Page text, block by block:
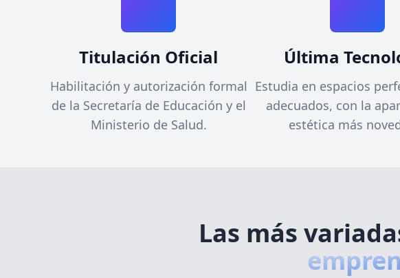
Titulación Oficial
Habilitación y autorización formal
de la Secretaría de Educación y el
Ministerio de Salud.
Última
Estudia en espacios
adecuados, con la
estética más
Las más